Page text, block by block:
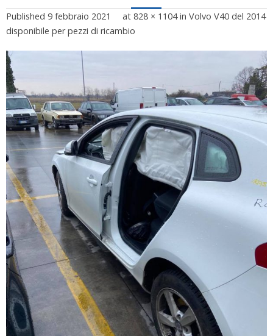
CONTATTI
Published 9 febbraio 2021 at 828 × 1104in Volvo V40 del 2014
disponibile per pezzi di ricambio